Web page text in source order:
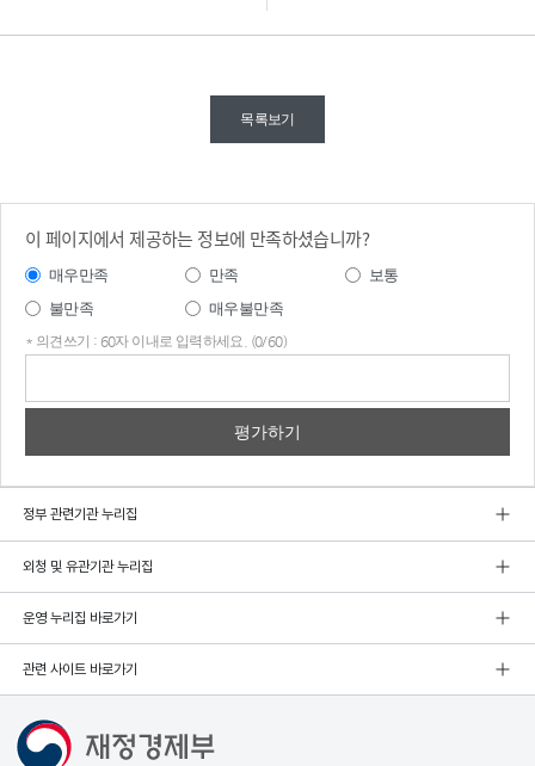
목록보기
이 페이지에서 제공하는 정보에 만족하셨습니까?
매우만족 만족
보통
불만족
매우불만족
* 의견쓰기 : 60자 이내로 입력하세요. (0/60)
정부 관련기관 누리집
외청 및 유관기관 누리집
운영 누리집 바로가기
관련 사이트 바로가기